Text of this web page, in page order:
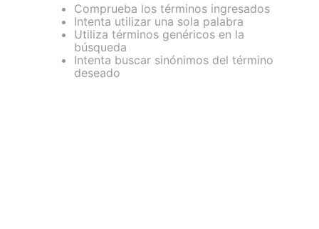
Comprueba los términos ingresados
Intenta utilizar una sola palabra
Utiliza términos genéricos en la
búsqueda
Intenta buscar sinónimos del término
deseado